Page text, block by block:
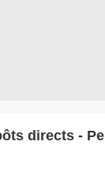
directs -